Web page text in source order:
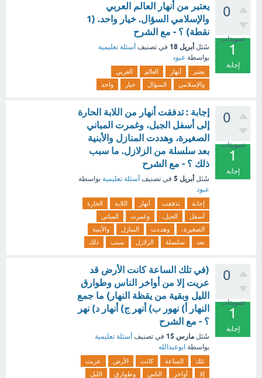
0
تصويتات
1
إجابة
يعتبر من أنهار العالم العربي
والإسلامي السؤال. خيار واحد. (1
نقطة) ؟ - مع الشرح
سُئل أبريل 18 في تصنيف أسئلة تعليمية
بواسطة عبود
يعتبر أنهار العالم
العربي
والإسلامي
السؤال خيار واحد
0
تصويتات
1
إجابة
إجابة : تدفقت أنهار من اللابة الحارة
إلى أسفل الجبل، وغمرت المباني
الصغيرة، وهددت المنازل والأبنية
بعد سلسلة من الزلازل. ما سبب
ذلك ؟ - مع الشرح
سُئل أبريل 5 في تصنيف أسئلة تعليمية بواسطة
عبود
إجابة تدفقت أنهار اللابة
الحارة
أسفل
الجبل، وغمرت
المباني
الصغيرة،
وهددت المنازل
والأبنية
بعد
سلسلة الزلازل سبب ذلك
0
تصويتات
1
إجابة
(في تلك الساعة كانت الأرض قد
عريت إلا من أواخر الناس وطوارق
الليل وبقية من يقظة النهار) ما جمع
النهار أ) نهور ب) أنهر ج) أنهار د) نهر
؟ - مع الشرح
سُئل مارس 15 في تصنيف أسئلة تعليمية
بواسطة ابوعبدالله
تلك الساعة كانت الأرض
عريت
إلا
أواخر الناس وطوارق
الليل